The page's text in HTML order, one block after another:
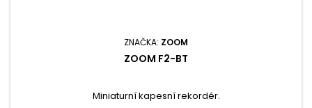
ZNAČKA: ZOOM
ZOOM F2-BT
Miniaturní kapesní rekordér.